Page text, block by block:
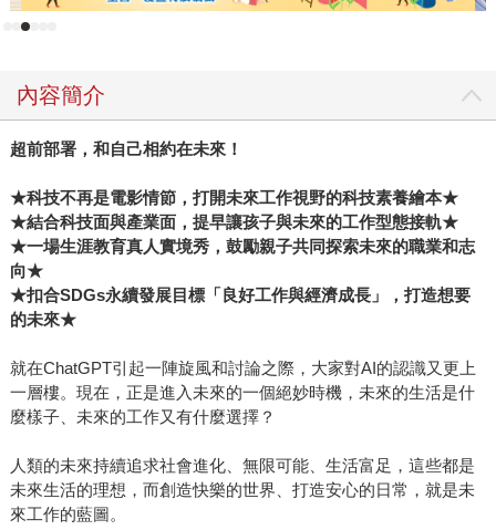
內容簡介
超前部署，和自己相約在未來！
★科技不再是電影情節， 打開未來工作視野的科技素養繪本★
★結合科技面與產業面，提早讓孩子與未來的工作型態接軌★
★一場生涯教育真人實境秀，鼓勵親子共同探索未來的職業和志
向★
★扣合SDGs永續發展目標「良好工作與經濟成長」，打造想要
的未來★
就在ChatGPT引起一陣旋風和討論之際，大家對AI的認識又更上
一層樓。現在，正是進入未來的一個絕妙時機，未來的生活是什
麼樣子、未來的工作又有什麼選擇？
人類的未來持續追求社會進化、無限可能、生活富足，這些都是
未來生活的理想，而創造快樂的世界、打造安心的日常，就是未
來工作的藍圖。